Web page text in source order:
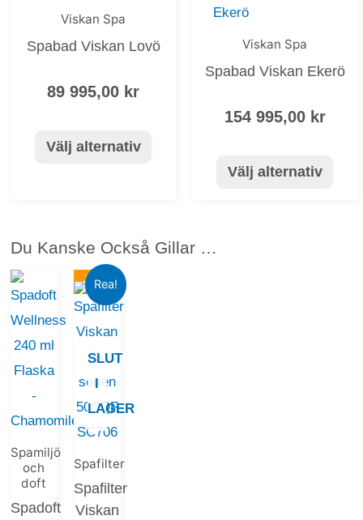
Viskan Spa
Spabad Viskan Lovö
89 995,00 kr
Välj alternativ
flera
varianter.
olika
Viskan Spa
Spabad Viskan Ekerö
154 995,00 kr
Välj alternativ
varianter.
De
alternativen
väljas
Du Kanske Också Gillar …
Spamiljö
och
doft
Spadoft
Rea!
-10%
SLUT
I
LAGER
Spafilter
Spafilter
Viskan
Det
ursprungliga
445,00 kr.
Det
nuvarande
399,00 kr.